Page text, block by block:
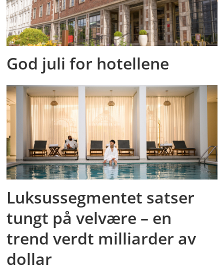
God juli for hotellene
Luksussegmentet satser
tungt på velvære – en
trend verdt milliarder av
dollar